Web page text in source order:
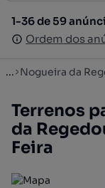
1-36 de 59
Ordem dos
1-36 de 59
Ordem dos
... Nogueira da
Terrenos
da
Feira